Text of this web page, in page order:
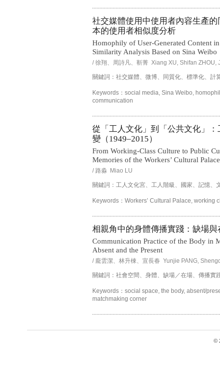
社交媒體使用中使用者內容生產
本的使用者相似度分析
Homophily of User-Generated Content
Similarity Analysis Based on Sina Weibo
/ 徐翔、周詩凡、靳菁 Xiang XU, Shifan ZHOU,
關鍵詞：社交媒體、微博、同質化、標準化、計
Keywords：social media, Sina Weibo,
communication
從「工人文化」到「公共文化」
變（1949–2015）
From Working-Class Culture to Public
Memories of the Workers’ Cultural
/ 路淼 Miao LU
關鍵詞：工人文化宮、工人階級、國家、記憶、
Keywords：Workers’ Cultural Palace, working
相親角中的身體傳播實踐：缺場與
Communication Practice of the Body in
Absent and the Present
/ 龐雲潔、林升棟、宣長春 Yunjie PANG,
關鍵詞：社會空間、身體、缺場／在場、傳播實
Keywords：social space, the body, absent/
matchmaking corner
©